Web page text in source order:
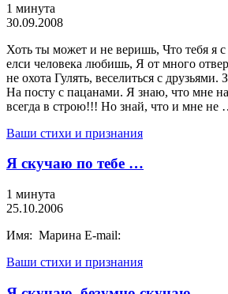
1 минута
30.09.2008
Хоть ты может и не веришь, Что тебя я
елси человека любишь, Я от много
не охота Гулять, веселиться с друзьями.
На посту с пацанами. Я знаю, что мне
всегда в строю!!! Но знай, что и мне не
Ваши стихи и признания
Я скучаю по тебе …
1 минута
25.10.2006
Имя: Марина E-mail:
Ваши стихи и признания